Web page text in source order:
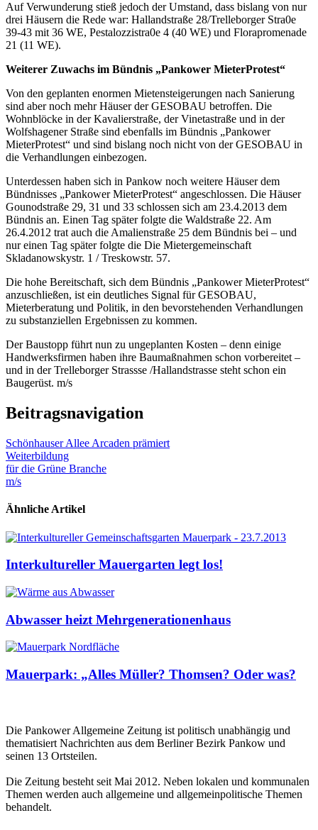
Auf Verwunderung stieß jedoch der Umstand, dass bislang von nur
drei Häusern die Rede war: Hallandstraße 28/Trelleborger Stra0e
39-43 mit 36 WE, Pestalozzistra0e 4 (40 WE) und Florapromenade
21 (11 WE).
Weiterer Zuwachs im Bündnis „Pankower MieterProtest“
Von den geplanten enormen Mietensteigerungen nach Sanierung
sind aber noch mehr Häuser der GESOBAU betroffen. Die
Wohnblöcke in der Kavalierstraße, der Vinetastraße und in der
Wolfshagener Straße sind ebenfalls im Bündnis „Pankower
MieterProtest“ und sind bislang noch nicht von der GESOBAU in
die Verhandlungen einbezogen.
Unterdessen haben sich in Pankow noch weitere Häuser dem
Bündnisses „Pankower MieterProtest“ angeschlossen. Die Häuser
Gounodstraße 29, 31 und 33 schlossen sich am 23.4.2013 dem
Bündnis an. Einen Tag später folgte die Waldstraße 22. Am
26.4.2012 trat auch die Amalienstraße 25 dem Bündnis bei – und
nur einen Tag später folgte die Die Mietergemeinschaft
Skladanowskystr. 1 / Treskowstr. 57.
Die hohe Bereitschaft, sich dem Bündnis „Pankower MieterProtest“
anzuschließen, ist ein deutliches Signal für GESOBAU,
Mieterberatung und Politik, in den bevorstehenden Verhandlungen
zu substanziellen Ergebnissen zu kommen.
Der Baustopp führt nun zu ungeplanten Kosten – denn einige
Handwerksfirmen haben ihre Baumaßnahmen schon vorbereitet –
und in der Trelleborger Strassse /Hallandstrasse steht schon ein
Baugerüst. m/s
Beitragsnavigation
Schönhauser Allee Arcaden prämiert
Weiterbildung
für die Grüne Branche
m/s
Ähnliche Artikel
Interkultureller Mauergarten legt los!
Abwasser heizt Mehrgenerationenhaus
Mauerpark: „Alles Müller? Thomsen? Oder was?
Die Pankower Allgemeine Zeitung ist politisch unabhängig und
thematisiert Nachrichten aus dem Berliner Bezirk Pankow und
seinen 13 Ortsteilen.
Die Zeitung besteht seit Mai 2012. Neben lokalen und kommunalen
Themen werden auch allgemeine und allgemeinpolitische Themen
behandelt.